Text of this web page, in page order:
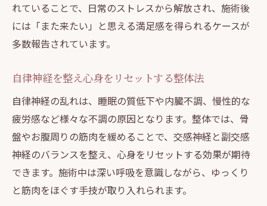
れていることで、日常のストレスから解放され、施術後
には「また来たい」と思える満足感を得られるケースが
多数報告されています。
自律神経を整え心身をリセットする整体法
自律神経の乱れは、睡眠の質低下や内臓不調、慢性的な
疲労感など様々な不調の原因となります。整体では、骨
盤やお腹周りの筋肉を緩めることで、交感神経と副交感
神経のバランスを整え、心身をリセットする効果が期待
できます。施術中は深い呼吸を意識しながら、ゆっくり
と筋肉をほぐす手技が取り入れられます。